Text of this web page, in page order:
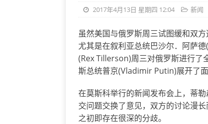
2017年4月13日 星期四 12:04 新闻
虽然美国与俄罗斯周三试图缓和双
尤其是在叙利亚总统巴沙尔．阿萨
(Rex Tillerson)周三对俄罗斯进行
斯总统普京(Vladimir Putin)展开了面
在莫斯科举行的新闻发布会上，蒂
交问题交换了意见，双方的讨论漫
之初即存在很深的分歧。